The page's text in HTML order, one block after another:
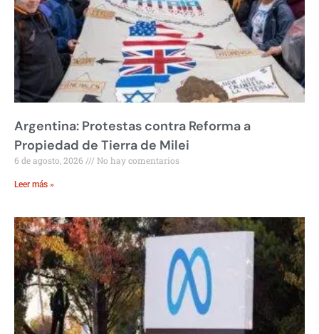
Argentina: Protestas contra Reforma a
Propiedad de Tierra de Milei
6 de agosto, 2026 No hay comentarios
Leer más »